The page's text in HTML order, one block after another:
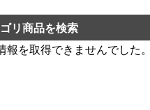
リ商品を検索
報を取得できませんでした。